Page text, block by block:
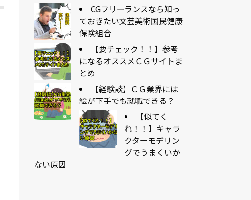
CGフリーランスなら知っ
ておきたい文芸美術国民健康
保険組合
【要チェック！！】参考
になるオススメＣＧサイトま
とめ
【経験談】ＣＧ業界には
絵が下手でも就職できる？
【似てく
れ！！】キャラ
クターモデリン
グでうまくいか
ない原因